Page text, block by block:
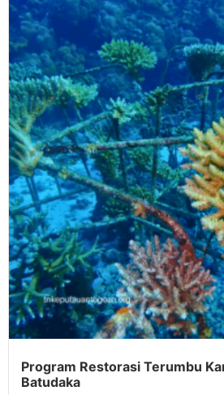
Program Restorasi Terumbu
Batudaka